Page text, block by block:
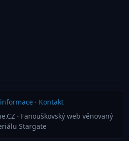
· Kontakt
· Fanouškovský web věnovaný
Stargate